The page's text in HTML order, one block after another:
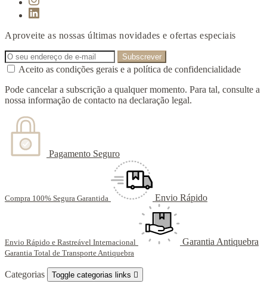
Aproveite as nossas últimas novidades e ofertas especiais
Aceito as condições gerais e a política de confidencialidade
Pode cancelar a subscrição a qualquer momento. Para tal, consulte a
nossa informação de contacto na declaração legal.
Pagamento Seguro
Compra 100% Segura Garantida Envio Rápido
Envio Rápido e Rastreável Internacional Garantia Antiquebra
Garantia Total de Transporte Antiquebra
Categorias Toggle categorias links 